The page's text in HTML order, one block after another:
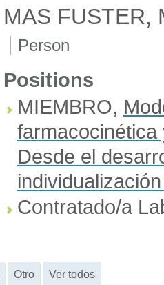
MAS FUSTER,
Person
Positions
MIEMBRO,
Desde el
Contratado/a
Otro Ver todos